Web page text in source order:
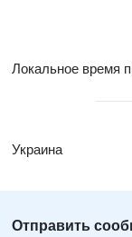
Локальное время
Украина
Отправить